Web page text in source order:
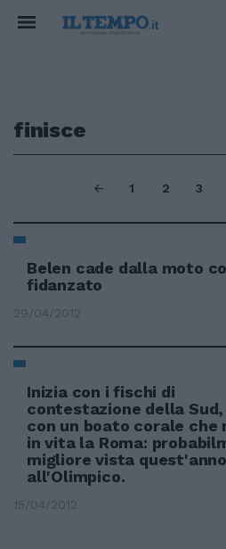
finisce
1 2 3
Belen cade dalla moto
fidanzato
29/04/2012
Inizia con i fischi di
contestazione della
con un boato corale che
in vita la Roma:
migliore vista quest'anno
all'Olimpico.
15/04/2012